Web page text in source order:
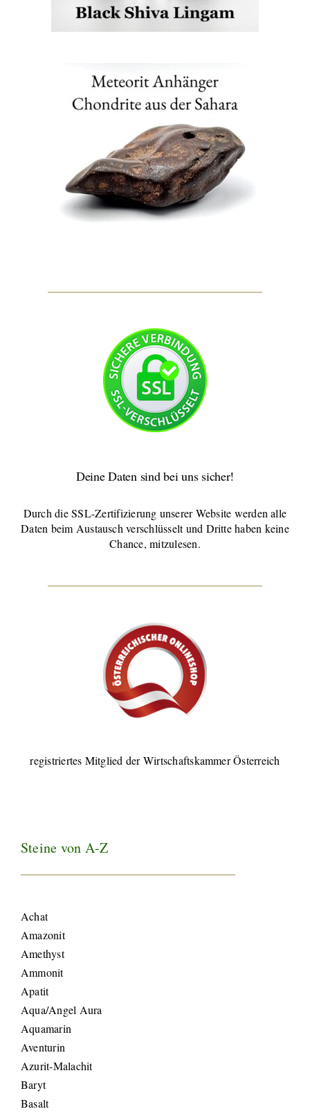
Deine Daten sind bei uns sicher!
Durch die SSL-Zertifizierung unserer Website werden alle
Daten beim Austausch verschlüsselt und Dritte haben keine
Chance, mitzulesen.
registriertes Mitglied der Wirtschaftskammer Österreich
Steine von A-Z
Achat
Amazonit
Amethyst
Ammonit
Apatit
Aqua/Angel Aura
Aquamarin
Aventurin
Azurit-Malachit
Baryt
Basalt